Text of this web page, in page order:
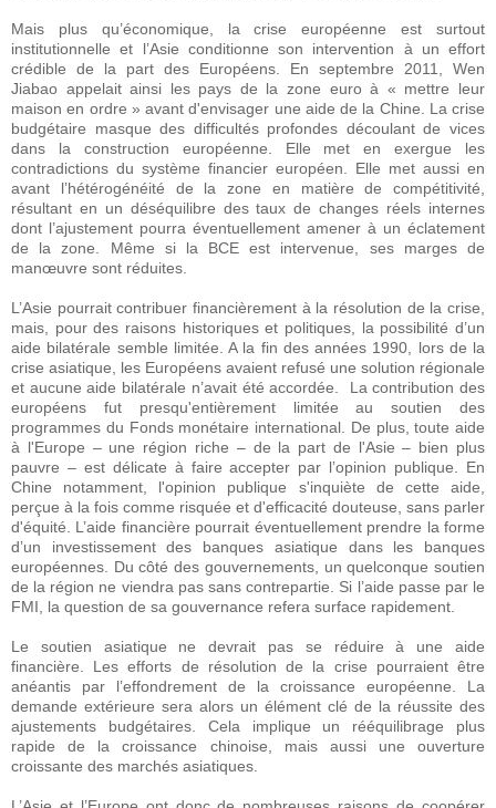
Mais plus qu’économique, la crise européenne est surtout
institutionnelle et l’Asie conditionne son intervention à un effort
crédible de la part des Européens. En septembre 2011, Wen
Jiabao appelait ainsi les pays de la zone euro à « mettre leur
maison en ordre » avant d'envisager une aide de la Chine. La crise
budgétaire masque des difficultés profondes découlant de vices
dans la construction européenne. Elle met en exergue les
contradictions du système financier européen. Elle met aussi en
avant l’hétérogénéité de la zone en matière de compétitivité,
résultant en un déséquilibre des taux de changes réels internes
dont l’ajustement pourra éventuellement amener à un éclatement
de la zone. Même si la BCE est intervenue, ses marges de
manœuvre sont réduites.
L’Asie pourrait contribuer financièrement à la résolution de la crise,
mais, pour des raisons historiques et politiques, la possibilité d’un
aide bilatérale semble limitée. A la fin des années 1990, lors de la
crise asiatique, les Européens avaient refusé une solution régionale
et aucune aide bilatérale n’avait été accordée. La contribution des
européens fut presqu'entièrement limitée au soutien des
programmes du Fonds monétaire international. De plus, toute aide
à l'Europe – une région riche – de la part de l'Asie – bien plus
pauvre – est délicate à faire accepter par l’opinion publique. En
Chine notamment, l'opinion publique s'inquiète de cette aide,
perçue à la fois comme risquée et d'efficacité douteuse, sans parler
d'équité. L’aide financière pourrait éventuellement prendre la forme
d’un investissement des banques asiatique dans les banques
européennes. Du côté des gouvernements, un quelconque soutien
de la région ne viendra pas sans contrepartie. Si l’aide passe par le
FMI, la question de sa gouvernance refera surface rapidement.
Le soutien asiatique ne devrait pas se réduire à une aide
financière. Les efforts de résolution de la crise pourraient être
anéantis par l’effondrement de la croissance européenne. La
demande extérieure sera alors un élément clé de la réussite des
ajustements budgétaires. Cela implique un rééquilibrage plus
rapide de la croissance chinoise, mais aussi une ouverture
croissante des marchés asiatiques.